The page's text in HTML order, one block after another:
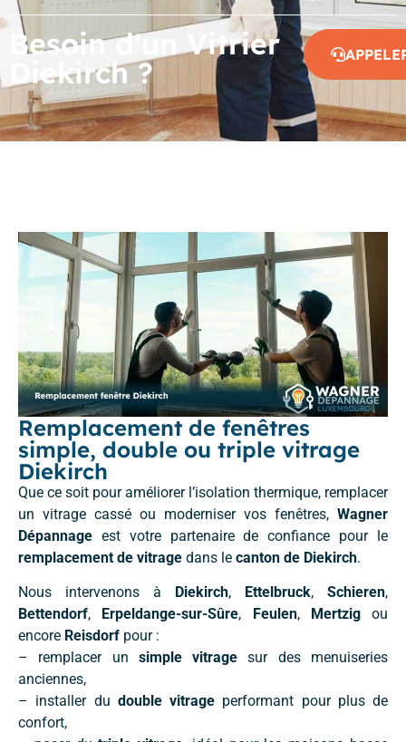
Besoin d'un Vitrier
Diekirch ?
Remplacement de fenêtres
simple, double ou triple vitrage
Diekirch
Que ce soit pour améliorer l’isolation thermique, remplacer
un vitrage cassé ou moderniser vos fenêtres, Wagner
Dépannage est votre partenaire de confiance pour le
remplacement de vitrage dans le canton de Diekirch.
Nous intervenons à Diekirch, Ettelbruck, Schieren,
Bettendorf, Erpeldange-sur-Sûre, Feulen, Mertzigou
encore Reisdorf pour :
– remplacer un simple vitrage sur des menuiseries
anciennes,
– installer du double vitrage performant pour plus de
confort,